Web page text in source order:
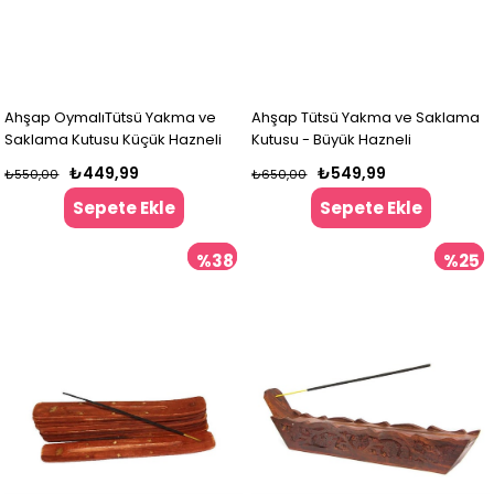
Ahşap OymalıTütsü Yakma ve
Saklama Kutusu Küçük Hazneli
₺449,99
₺550,00
Sepete Ekle
Ahşap Tütsü Yakma ve Saklama
Kutusu - Büyük Hazneli
₺549,99
₺650,00
Sepete Ekle
%38 %25